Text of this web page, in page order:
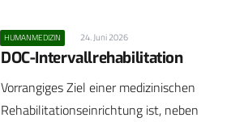
HUMANMEDIZIN 24. Juni 2026
DOC-Intervallrehabilitation
Vorrangiges Ziel einer medizinischen
Rehabilitationseinrichtung ist, neben